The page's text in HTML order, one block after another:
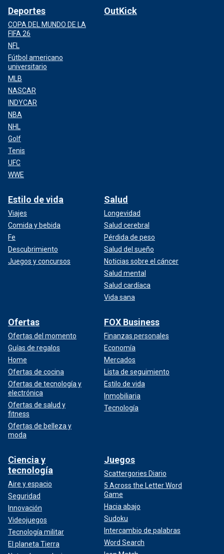
Deportes
COPA DEL MUNDO DE LA
FIFA 26
NFL
Fútbol americano
universitario
MLB
NASCAR
INDYCAR
NBA
NHL
Golf
Tenis
UFC
WWE
OutKick
Estilo de vida
Viajes
Comida y bebida
Fe
Descubrimiento
Juegos y concursos
Salud
Longevidad
Salud cerebral
Pérdida de peso
Salud del sueño
Noticias sobre el cáncer
Salud mental
Salud cardíaca
Vida sana
Ofertas
Ofertas del momento
Guías de regalos
Home
Ofertas de cocina
Ofertas de tecnología y
electrónica
Ofertas de salud y
fitness
Ofertas de belleza y
moda
FOX Business
Finanzas personales
Economía
Mercados
Lista de seguimiento
Estilo de vida
Inmobiliaria
Tecnología
Ciencia y
tecnología
Aire y espacio
Seguridad
Innovación
Videojuegos
Tecnología militar
El planeta Tierra
Juegos
Scattergories Diario
5 Across the Letter Word
Game
Hacia abajo
Sudoku
Intercambio de palabras
Word Search